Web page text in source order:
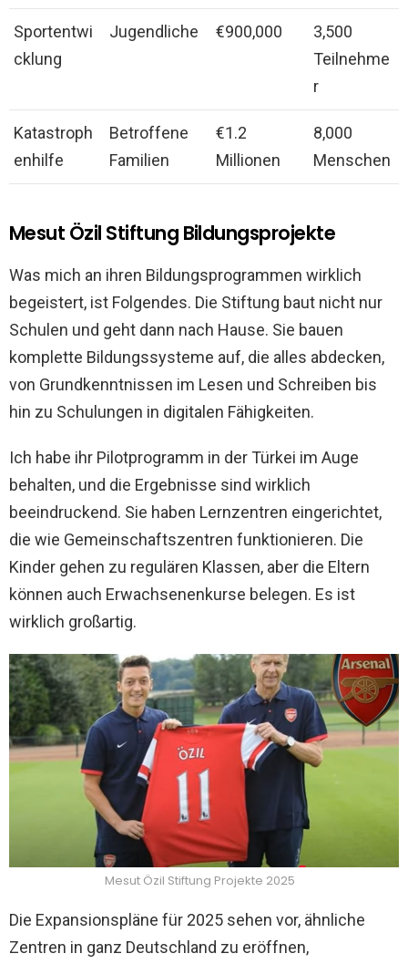
Sportentwi
cklung
Jugendliche €900,000
3,500
Teilnehme
r
Katastroph
enhilfe
Betroffene
Familien
€1.2
Millionen
8,000
Menschen
Mesut Özil Stiftung Bildungsprojekte
Was mich an ihren Bildungsprogrammen wirklich
begeistert, ist Folgendes. Die Stiftung baut nicht nur
Schulen und geht dann nach Hause. Sie bauen
komplette Bildungssysteme auf, die alles abdecken,
von Grundkenntnissen im Lesen und Schreiben bis
hin zu Schulungen in digitalen Fähigkeiten.
Ich habe ihr Pilotprogramm in der Türkei im Auge
behalten, und die Ergebnisse sind wirklich
beeindruckend. Sie haben Lernzentren eingerichtet,
die wie Gemeinschaftszentren funktionieren. Die
Kinder gehen zu regulären Klassen, aber die Eltern
können auch Erwachsenenkurse belegen. Es ist
wirklich großartig.
Mesut Özil Stiftung Projekte 2025
Die Expansionspläne für 2025 sehen vor, ähnliche
Zentren in ganz Deutschland zu eröffnen,